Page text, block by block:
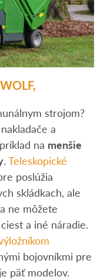
strojom?
a
na menšie
. Teleskopické
poslúžia
skládkach, ale
ne môžete
a iné náradie.
bojovníkmi pre
päť modelov.